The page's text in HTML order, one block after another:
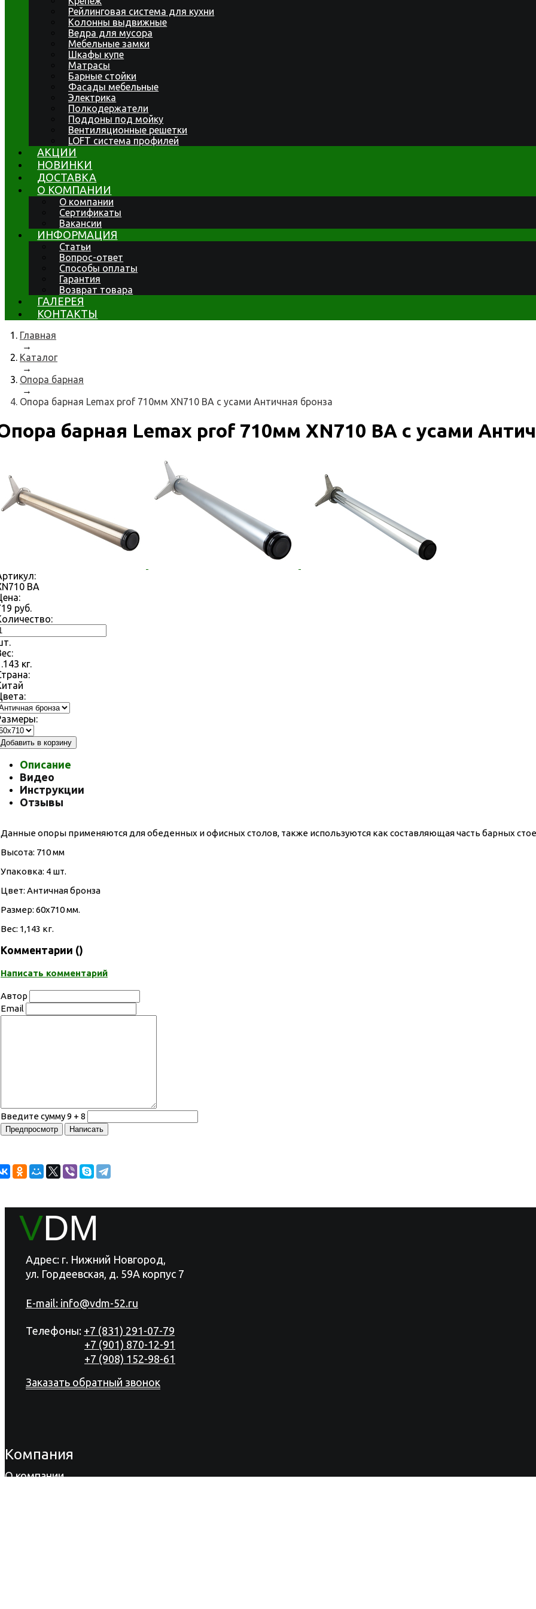
Рейлинговая система для кухни
Колонны выдвижные
Ведра для мусора
Мебельные замки
Шкафы купе
Матрасы
Барные стойки
Фасады мебельные
Электрика
Полкодержатели
Поддоны под мойку
Вентиляционные решетки
LOFT система профилей
АКЦИИ
НОВИНКИ
ДОСТАВКА
О КОМПАНИИ
О компании
Сертификаты
Вакансии
ИНФОРМАЦИЯ
Статьи
Вопрос-ответ
Способы оплаты
Гарантия
Возврат товара
ГАЛЕРЕЯ
КОНТАКТЫ
Главная
→
Каталог
→
Опора барная
→
Опора барная Lemax prof 710мм XN710 ВА с усами Античная бронза
барная Lemax prof 710мм XN710 ВА с усами
ВА
руб.
кг.
Добавить в корзину
Описание
Видео
Инструкции
Отзывы
Данные опоры применяются для обеденных и офисных столов, также используются как составляющая часть барных
Высота: 710 мм
Упаковка: 4 шт.
Цвет: Античная бронза
Размер: 60х710 мм.
Вес: 1,143 кг.
Комментарии ()
Написать комментарий
Автор
Email
Введите сумму 9 + 8
VDM
Адрес: г. Нижний Новгород,
ул. Гордеевская, д. 59А корпус 7
E-mail: info@vdm-52.ru
Телефоны: +7 (831) 291-07-79
+7 (901) 870-12-91
+7 (908) 152-98-61
Заказать обратный звонок
Компания
О компании